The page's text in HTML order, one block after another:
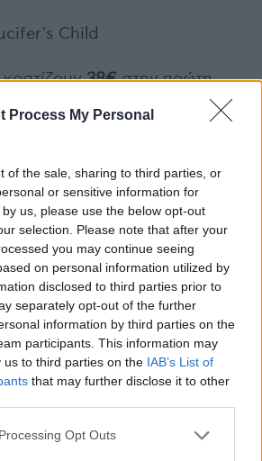
Process My Personal
of the sale, sharing to third parties, or
or sensitive information for
us, please use the below opt-out
selection. Please note that after your
you may continue seeing
on personal information utilized by
disclosed to third parties prior to
separately opt-out of the further
information by third parties on the
participants. This information may
us to third parties on the IAB’s List of
that may further disclose it to other
Opt Outs
Child
κοστίζουν38€στην πρώτη
Στην δεύτερη φάση,
διαμορφωθεί στα
μέσω του viva.gr
καταστημάτων του (Media
Eko, Shell, BPκ.α.).
χρεώνουν προμήθεια
τους.
tickets/music/emperor
ΠΡΟΠΩΛΗΣΗΣ: